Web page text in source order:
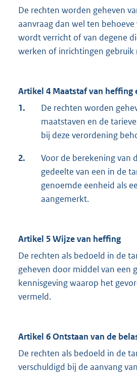
De rechten worden geheven
aanvraag dan wel ten
wordt verricht of van degene
werken of inrichtingen gebruik
Artikel 4 Maatstaf van heffing
1.
De rechten worden
maatstaven en de
bij deze verordening
2.
Voor de berekening van
gedeelte van een in de
genoemde eenheid als
aangemerkt.
Artikel 5 Wijze van heffing
De rechten als bedoeld in de
geheven door middel van een
kennisgeving waarop het
vermeld.
Artikel 6 Ontstaan van de
De rechten als bedoeld in de
verschuldigd bij de aanvang